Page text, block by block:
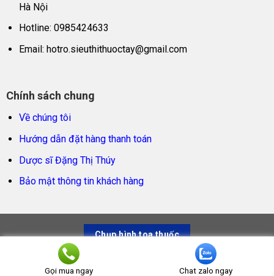
Hà Nội
Hotline: 0985424633
Email: hotro.sieuthithuoctay@gmail.com
Chính sách chung
Về chúng tôi
Hướng dẫn đặt hàng thanh toán
Dược sĩ Đặng Thị Thúy
Bảo mật thông tin khách hàng
Chụp hình toa thuốc
Siêu thị thuốc tây – Trao sản phẩm thật, trọn niềm tin
Gọi mua ngay Chat zalo ngay